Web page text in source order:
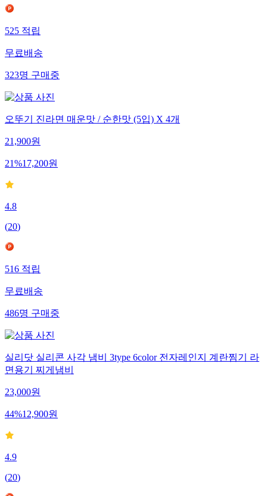
525적립
무료배송
323명구매중
오뚜기 진라면 매운맛 / 순한맛 (5입) X 4개
21,900원
21%17,200원
4.8
(20)
516적립
무료배송
486명구매중
실리닷 실리콘 사각 냄비 3type 6color 전자레인지 계란찜기 라
면용기 찌게냄비
23,000원
44%12,900원
4.9
(20)